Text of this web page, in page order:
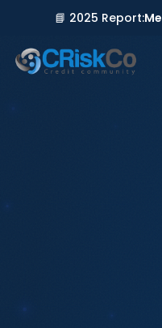
📘 2025 Report: